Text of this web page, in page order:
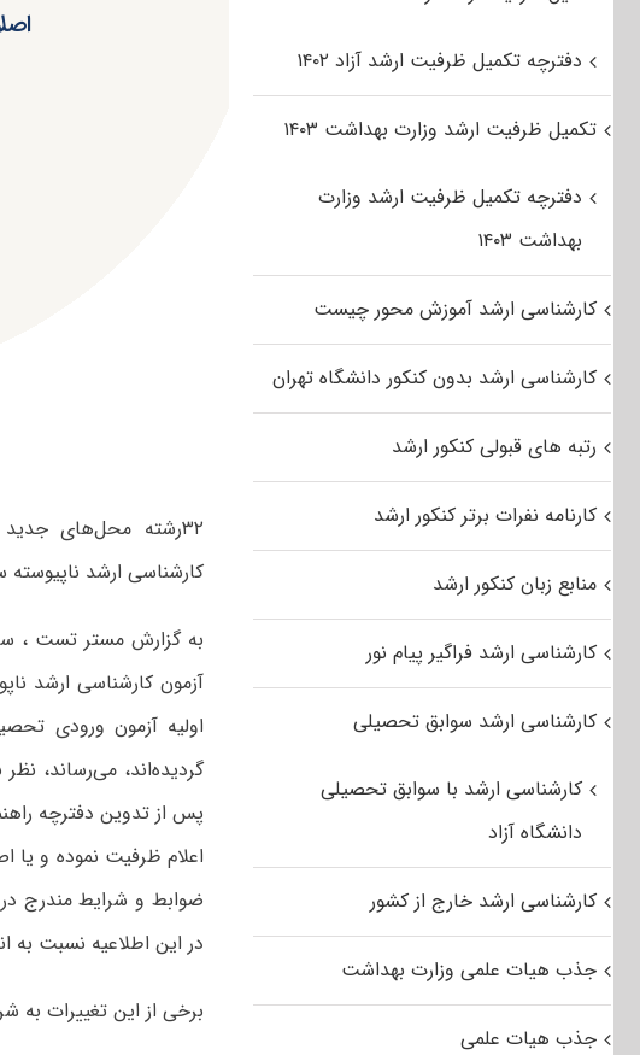
۳۲رشته‌ محل‌های
کارشناسی ارشد ناپیوسته سال ۱۳۹۴ از سوی سازمان سنجش
به گزارش مستر تست ،
گردیده‌اند، می‌رساند،
اعلام ظرفیت نموده و یا
ضوابط و شرایط مندرج
در این اطلاعیه نسبت به
برخی از این تغییرات
دفترچه تکمیل ظرفیت ارشد آزاد ۱۴۰۲
تکمیل ظرفیت ارشد وزارت بهداشت ۱۴۰۳
دفترچه تکمیل ظرفیت ارشد وزارت
بهداشت ۱۴۰۳
کارشناسی ارشد آموزش محور چیست
کارشناسی ارشد بدون کنکور دانشگاه تهران
رتبه های قبولی کنکور ارشد
کارنامه نفرات برتر کنکور ارشد
منابع زبان کنکور ارشد
کارشناسی ارشد فراگیر پیام نور
کارشناسی ارشد سوابق تحصیلی
کارشناسی ارشد با سوابق تحصیلی
دانشگاه آزاد
کارشناسی ارشد خارج از کشور
جذب هیات علمی وزارت بهداشت
جذب هیات علمی